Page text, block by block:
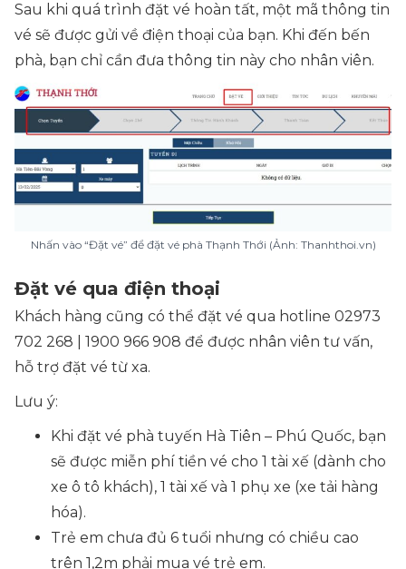
Sau khi quá trình đặt vé hoàn tất, một mã thông tin
vé sẽ được gửi về điện thoại của bạn. Khi đến bến
phà, bạn chỉ cần đưa thông tin này cho nhân viên.
Nhấn vào “Đặt vé” để đặt vé phà Thạnh Thới (Ảnh: Thanhthoi.vn)
Đặt vé qua điện thoại
Khách hàng cũng có thể đặt vé qua hotline 02973
702 268 | 1900 966 908 để được nhân viên tư vấn,
hỗ trợ đặt vé từ xa.
Lưu ý:
Khi đặt vé phà tuyến Hà Tiên – Phú Quốc, bạn
sẽ được miễn phí tiền vé cho 1 tài xế (dành cho
xe ô tô khách), 1 tài xế và 1 phụ xe (xe tải hàng
hóa).
Trẻ em chưa đủ 6 tuổi nhưng có chiều cao
trên 1,2m phải mua vé trẻ em.